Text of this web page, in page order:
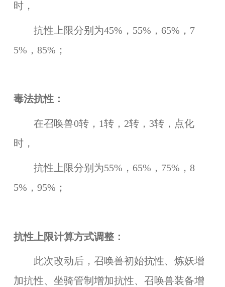
时，
抗性上限分别为45%，55%，65%，7
5%，85%；
毒法抗性：
在召唤兽0转，1转，2转，3转，点化
时，
抗性上限分别为55%，65%，75%，8
5%，95%；
抗性上限计算方式调整：
此次改动后，召唤兽初始抗性、炼妖增
加抗性、坐骑管制增加抗性、召唤兽装备增